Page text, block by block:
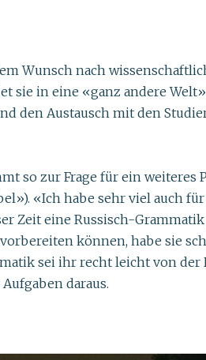
Wunsch nach
sie in eine «ganz andere
den Austausch mit den
so zur Frage für ein weiteres
«Ich habe sehr viel auch
Zeit eine Russisch-
können, habe sie
sei ihr recht leicht von der
daraus.